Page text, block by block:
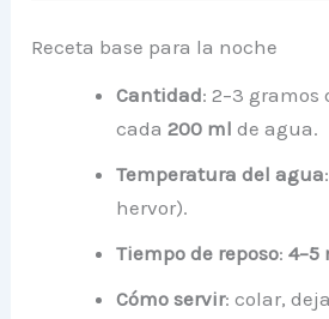
Receta base para la noche
Cantidad: 2–3 gramos
cada200 ml de agua.
Temperatura del agua
hervor).
Tiempo de reposo:4–5
Cómo servir: colar,